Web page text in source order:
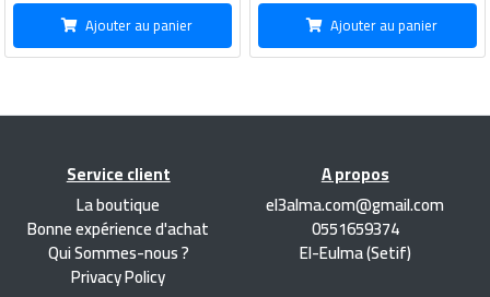
Ajouter au panier Ajouter au panier
Service client
La boutique
Bonne expérience d'achat
Qui Sommes-nous ?
Privacy Policy
A propos
el3alma.com@gmail.com
0551659374
El-Eulma (Setif)